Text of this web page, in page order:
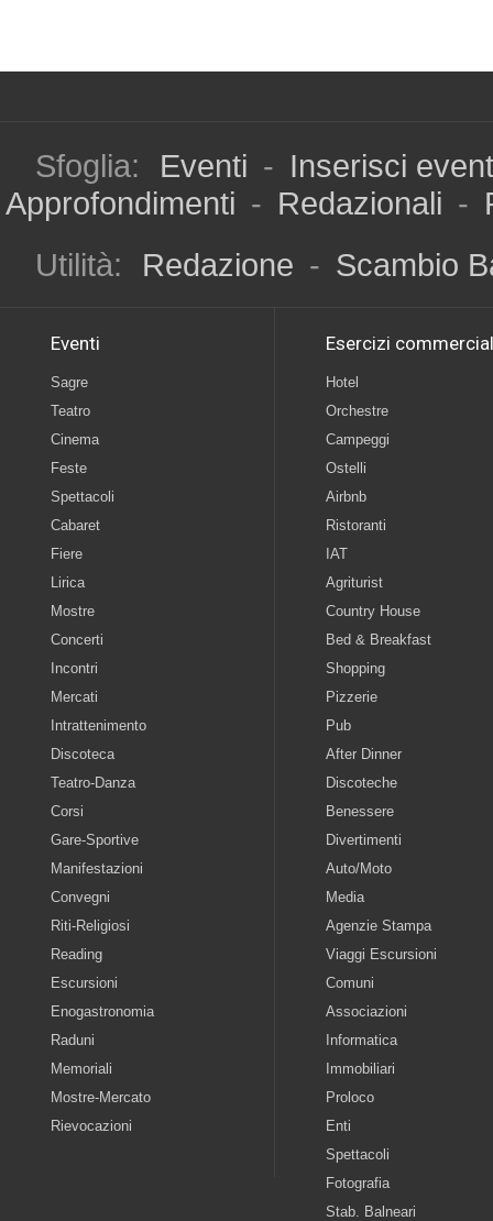
Sfoglia: Eventi - Inserisci
Approfondimenti - Redazionali -
Utilità:
Redazione - Scambio
Eventi
Sagre
Teatro
Cinema
Feste
Spettacoli
Cabaret
Fiere
Lirica
Mostre
Concerti
Incontri
Mercati
Intrattenimento
Discoteca
Teatro-Danza
Corsi
Gare-Sportive
Manifestazioni
Convegni
Riti-Religiosi
Reading
Escursioni
Enogastronomia
Raduni
Memoriali
Mostre-Mercato
Rievocazioni
Esercizi
Hotel
Orchestre
Campeggi
Ostelli
Airbnb
Ristoranti
IAT
Agriturist
Country House
Bed & Breakfast
Shopping
Pizzerie
Pub
After Dinner
Discoteche
Benessere
Divertimenti
Auto/Moto
Media
Agenzie Stampa
Viaggi Escursioni
Comuni
Associazioni
Informatica
Immobiliari
Proloco
Enti
Spettacoli
Fotografia
Stab. Balneari